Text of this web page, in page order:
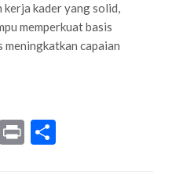
kader yang solid,
memperkuat basis
meningkatkan capaian
X Print